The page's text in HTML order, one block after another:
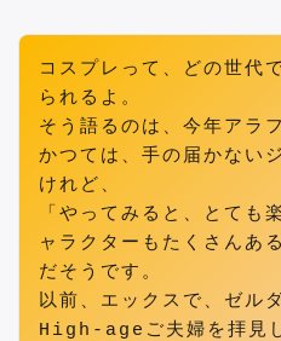
コスプレって、どの世代
られるよ。
そう語るのは、今年アラ
かつては、手の届かない
けれど、
「やってみると、とて
ャラクターもたくさんあ
だそうです。
以前、エックスで、ゼル
High-ageご夫婦を拝見